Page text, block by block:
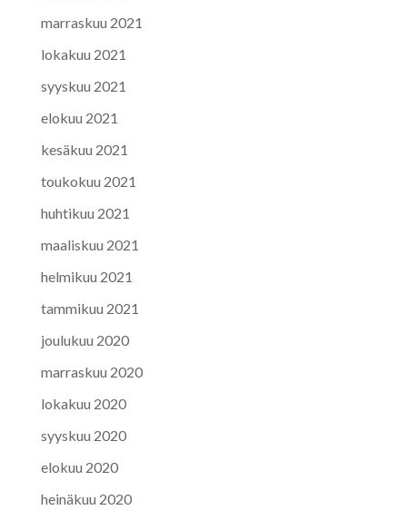
marraskuu 2021
lokakuu 2021
syyskuu 2021
elokuu 2021
kesäkuu 2021
toukokuu 2021
huhtikuu 2021
maaliskuu 2021
helmikuu 2021
tammikuu 2021
joulukuu 2020
marraskuu 2020
lokakuu 2020
syyskuu 2020
elokuu 2020
heinäkuu 2020